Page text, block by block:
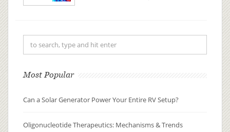
linha! Se você está no mercado f...
Most Popular
Can a Solar Generator Power Your Entire RV Setup?
Oligonucleotide Therapeutics: Mechanisms & Trends